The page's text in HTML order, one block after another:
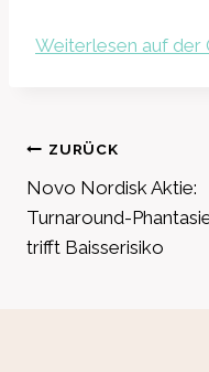
Weiterlesen auf der
ZURÜCK
Novo Nordisk Aktie:
Turnaround-
trifft Baisserisiko